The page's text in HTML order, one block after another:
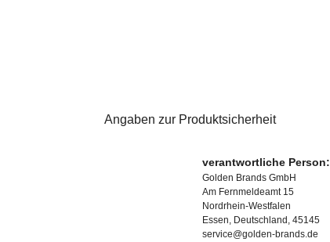
Angaben zur Produktsicherheit
verantwortliche Person:
Golden Brands GmbH
Am Fernmeldeamt 15
Nordrhein-Westfalen
Essen, Deutschland, 45145
service@golden-brands.de